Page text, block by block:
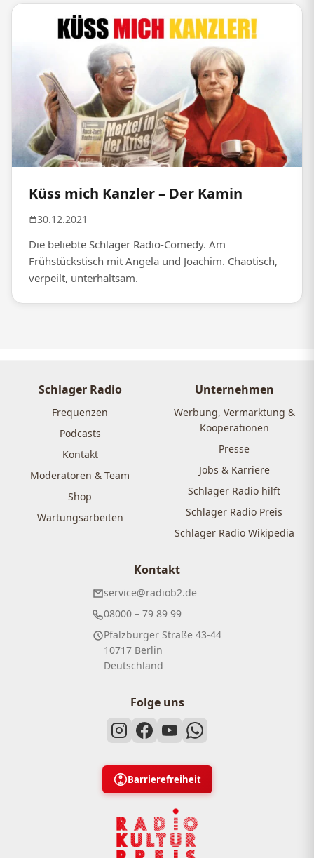
Küss mich Kanzler – Der Kamin
30.12.2021
Die beliebte Schlager Radio-Comedy. Am
Frühstückstisch mit Angela und Joachim. Chaotisch,
verpeilt, unterhaltsam.
Schlager Radio
Frequenzen
Podcasts
Kontakt
Moderatoren & Team
Shop
Wartungsarbeiten
Unternehmen
Werbung, Vermarktung &
Kooperationen
Presse
Jobs & Karriere
Schlager Radio hilft
Schlager Radio Preis
Schlager Radio Wikipedia
Kontakt
service@radiob2.de
08000 – 79 89 99
Pfalzburger Straße 43-44
10717 Berlin
Deutschland
Folge uns
Barrierefreiheit